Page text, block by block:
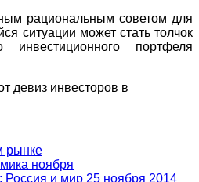
рациональным советом для
ситуации может стать толчок
портфеля
девиз инвесторов в
рынке
ноября
Россия и мир 25 ноября 2014